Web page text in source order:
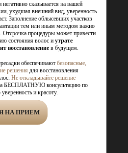
сказывается на вашей
ухудшая внешний вид, уверенность
Заполнение облысевших участков
тем или иным методом важно
Отсрочка процедуры может привести
состояния волос и утрате
восстановление в будущем.
обеспечивают безопасные,
решения для восстановления
Не откладывайте решение
БЕСПЛАТНУЮ консультацию по
и красоту.
НА ПРИЕМ